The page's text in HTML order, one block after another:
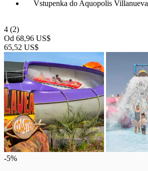
Vstupenka do Aquopolis
4 (2)
Od 68,96 US$
65,52 US$
-5%